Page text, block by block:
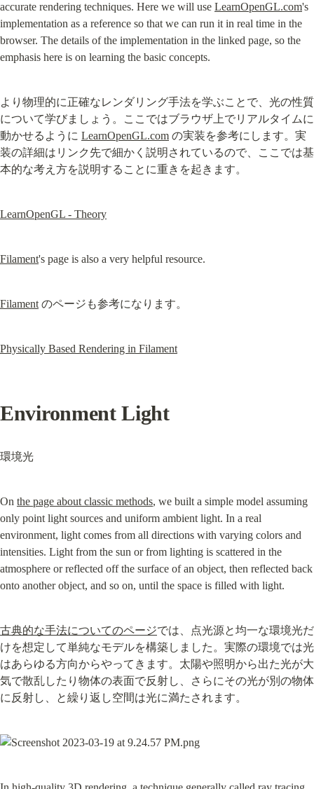
accurate rendering techniques. Here we will use LearnOpenGL.com's
implementation as a reference so that we can run it in real time in the
browser. The details of the implementation in the linked page, so the
emphasis here is on learning the basic concepts.
より物理的に正確なレンダリング手法を学ぶことで、光の性質
について学びましょう。ここではブラウザ上でリアルタイムに
動かせるように LearnOpenGL.com の実装を参考にします。実
装の詳細はリンク先で細かく説明されているので、ここでは基
本的な考え方を説明することに重きを起きます。
LearnOpenGL - Theory
Filament's page is also a very helpful resource.
Filament のページも参考になります。
Physically Based Rendering in Filament
Environment Light
環境光
On the page about classic methods, we built a simple model assuming
only point light sources and uniform ambient light. In a real
environment, light comes from all directions with varying colors and
intensities. Light from the sun or from lighting is scattered in the
atmosphere or reflected off the surface of an object, then reflected back
onto another object, and so on, until the space is filled with light.
古典的な手法についてのページでは、点光源と均一な環境光だ
けを想定して単純なモデルを構築しました。実際の環境では光
はあらゆる方向からやってきます。太陽や照明から出た光が大
気で散乱したり物体の表面で反射し、さらにその光が別の物体
に反射し、と繰り返し空間は光に満たされます。